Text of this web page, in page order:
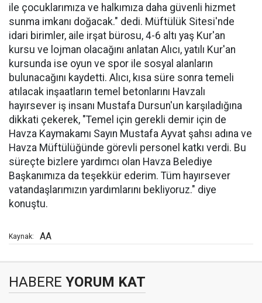
ile çocuklarımıza ve halkımıza daha güvenli hizmet
sunma imkanı doğacak." dedi. Müftülük Sitesi'nde
idari birimler, aile irşat bürosu, 4-6 altı yaş Kur'an
kursu ve lojman olacağını anlatan Alıcı, yatılı Kur'an
kursunda ise oyun ve spor ile sosyal alanların
bulunacağını kaydetti. Alıcı, kısa süre sonra temeli
atılacak inşaatların temel betonlarını Havzalı
hayırsever iş insanı Mustafa Dursun'un karşıladığına
dikkati çekerek, "Temel için gerekli demir için de
Havza Kaymakamı Sayın Mustafa Ayvat şahsı adına ve
Havza Müftülüğünde görevli personel katkı verdi. Bu
süreçte bizlere yardımcı olan Havza Belediye
Başkanımıza da teşekkür ederim. Tüm hayırsever
vatandaşlarımızın yardımlarını bekliyoruz." diye
konuştu.
Kaynak: AA
HABERE YORUM KAT